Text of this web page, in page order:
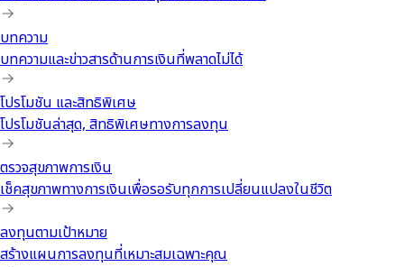
บทความ
บทความและข่าวสารด้านการเงินที่พลาดไม่ได้
โปรโมชัน และสิทธิพิเศษ
โปรโมชันล่าสุด, สิทธิพิเศษทางการลงทุน
ตรวจสุขภาพการเงิน
เช็คสุขภาพทางการเงินเพื่อรอรับทุกการเปลี่ยนแปลงในชีวิต
ลงทุนตามเป้าหมาย
สร้างแผนการลงทุนที่เหมาะสมเฉพาะคุณ